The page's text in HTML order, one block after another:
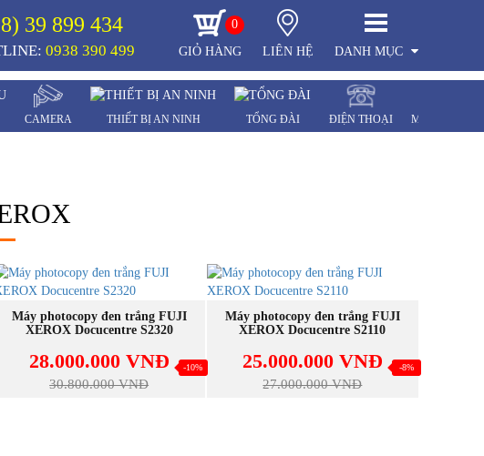
39 899 434
0938 390 499
0
GIỎ HÀNG
LIÊN HỆ DANH MỤC
CAMERA THIẾT BỊ AN NINH TỔNG ĐÀI ĐIỆN THOẠI MÁY CHẤM
MUA NGAY
Máy photocopy đen trắng FUJI
XEROX Docucentre S2320
28.000.000 VNĐ
30.800.000 VNĐ
-10%
MUA NGAY
Máy photocopy đen trắng FUJI
XEROX Docucentre S2110
25.000.000 VNĐ
27.000.000 VNĐ
-8%